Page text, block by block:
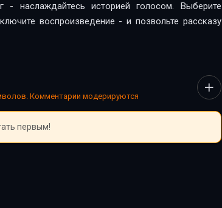
- наслаждайтесь историей голосом. Выберите
воспроизведение - и позвольте рассказу
Комментарии модерируются
первым!